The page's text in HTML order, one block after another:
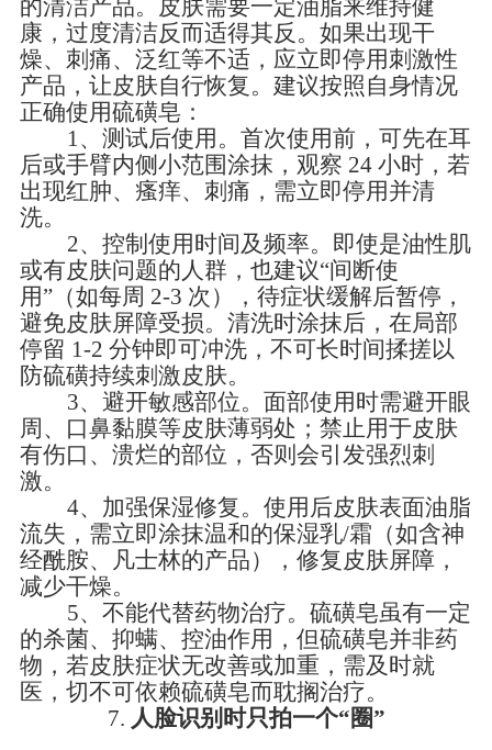
的清洁产品。皮肤需要一定油脂来维持健
康，过度清洁反而适得其反。如果出现干
燥、刺痛、泛红等不适，应立即停用刺激性
产品，让皮肤自行恢复。 建议按照自身情况
正确使用硫磺皂：
1、测试后使用 。 首次使用前，可先在耳
后或手臂内侧小范围涂抹，观察 24 小时，若
出现红肿、瘙痒、刺痛，需立即停用并清
洗。
2、控制使用时间及频率。 即使是油性肌
或有皮肤问题的人群，也建议“间断使
用”（如每周 2-3 次），待症状缓解后暂停，
避免皮肤屏障受损。清洗时涂抹后，在局部
停留 1-2 分钟即可冲洗，不可长时间揉搓以
防硫磺持续刺激皮肤。
3、避开敏感部位。 面部使用时需避开眼
周、口鼻黏膜等皮肤薄弱处；禁止用于皮肤
有伤口、溃烂的部位，否则会引发强烈刺
激。
4、加强保湿修复。 使用后皮肤表面油脂
流失，需立即涂抹温和的保湿乳/霜（如含神
经酰胺、凡士林的产品），修复皮肤屏障，
减少干燥。
5、不能代替药物治疗。 硫磺皂虽有一定
的杀菌、抑螨、控油作用，但硫磺皂并非药
物，若皮肤症状无改善或加重，需及时就
医，切不可依赖硫磺皂而耽搁治疗。
7. 人脸识别时只拍一个“圈”